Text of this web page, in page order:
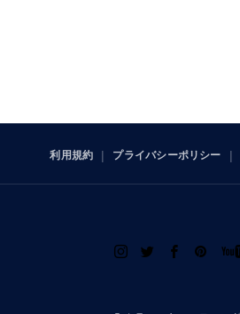
利用規約 プライバシーポリシー